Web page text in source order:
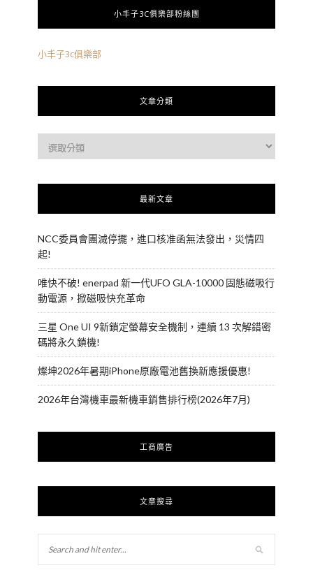
小丰子3C俱樂部粉絲團
小丰子3c俱樂部
文章分類
最新文章
NCC委員會團滅停擺，進口核准函無法發出，災情四
起!
唯快不破! enerpad 新一代UFO GLA-10000 固態磁吸行
動電源，掀磁吸快充革命
三星 One UI 9新鎖定螢幕安全機制，連續 13 次解錯密
碼將永久鎖機!
燦坤2026年暑期iPhone原廠電池舊換新應援優惠!
2026年台灣機車最新機車銷售排行榜(2026年7月)
工商廣告
文章搜尋